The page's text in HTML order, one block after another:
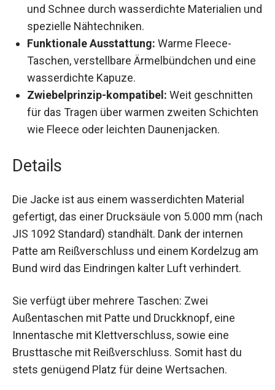
und Schnee durch wasserdichte Materialien
und spezielle Nähtechniken.
Funktionale Ausstattung: Warme Fleece-
Taschen, verstellbare Ärmelbündchen und
eine wasserdichte Kapuze.
Zwiebelprinzip-kompatibel: Weit geschnitten
für das Tragen über warmen zweiten
Schichten wie Fleece oder leichten
Details
Die Jacke ist aus einem wasserdichten Material
gefertigt, das einer Drucksäule von 5.000 mm
(nach JIS 1092 Standard) standhält. Dank der
internen Patte am Reißverschluss und einem
Kordelzug am Bund wird das Eindringen kalter
Luft verhindert.
Sie verfügt über mehrere Taschen: Zwei
Außentaschen mit Patte und Druckknopf, eine
Innentasche mit Klettverschluss, sowie eine